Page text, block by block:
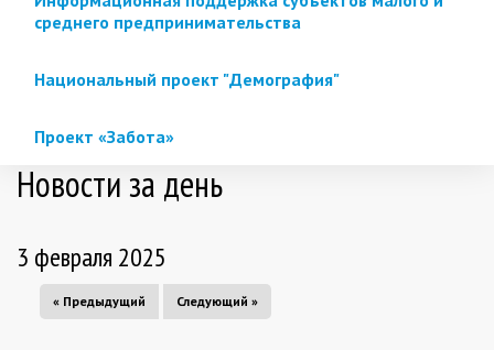
среднего предпринимательства
Национальный проект "Демография"
Проект «Забота»
Новости за день
3 февраля 2025
« Предыдущий Следующий »